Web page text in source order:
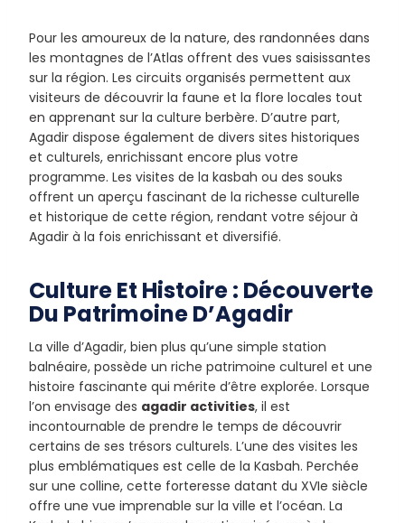
Pour les amoureux de la nature, des randonnées dans
les montagnes de l’Atlas offrent des vues saisissantes
sur la région. Les circuits organisés permettent aux
visiteurs de découvrir la faune et la flore locales tout
en apprenant sur la culture berbère. D’autre part,
Agadir dispose également de divers sites historiques
et culturels, enrichissant encore plus votre
programme. Les visites de la kasbah ou des souks
offrent un aperçu fascinant de la richesse culturelle
et historique de cette région, rendant votre séjour à
Agadir à la fois enrichissant et diversifié.
Culture Et Histoire : Découverte
Du Patrimoine D’Agadir
La ville d’Agadir, bien plus qu’une simple station
balnéaire, possède un riche patrimoine culturel et une
histoire fascinante qui mérite d’être explorée. Lorsque
l’on envisage des agadir activities, il est
incontournable de prendre le temps de découvrir
certains de ses trésors culturels. L’une des visites les
plus emblématiques est celle de la Kasbah. Perchée
sur une colline, cette forteresse datant du XVIe siècle
offre une vue imprenable sur la ville et l’océan. La